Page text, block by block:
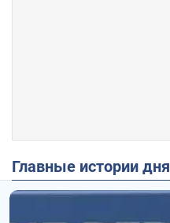
Главные истории дня